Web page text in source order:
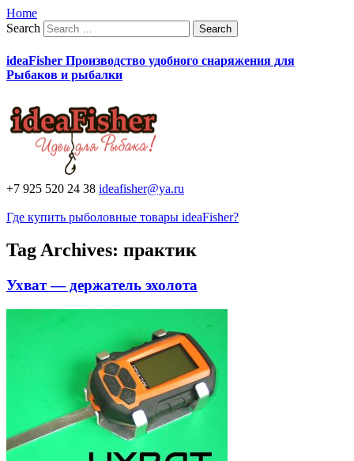
Home
Search
ideaFisher Производство удобного снаряжения для
Рыбаков и рыбалки
+7 925 520 24 38 ideafisher@ya.ru
Где купить рыболовные товары ideaFisher?
Tag Archives: практик
Ухват — держатель эхолота